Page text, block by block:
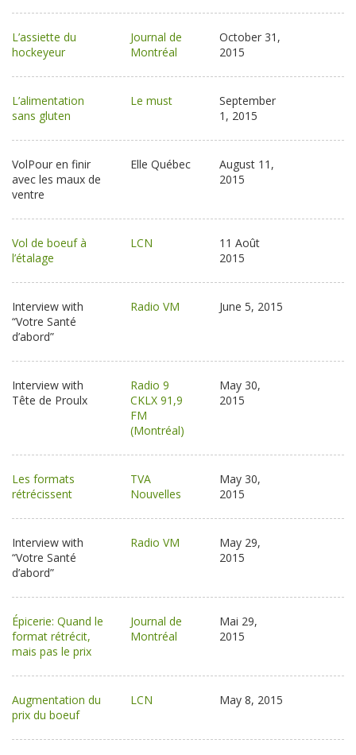
L’assiette du
hockeyeur
Journal de
Montréal
October 31,
2015
L’alimentation
sans gluten
Le must
September
1, 2015
VolPour en finir
avec les maux de
ventre
Elle Québec
August 11,
2015
Vol de boeuf à
l’étalage
LCN
11 Août
2015
Interview with
“Votre Santé
d’abord”
Radio VM June 5, 2015
Interview with
Tête de Proulx
Radio 9
CKLX 91,9
FM
(Montréal)
May 30,
2015
Les formats
rétrécissent
TVA
Nouvelles
May 30,
2015
Interview with
“Votre Santé
d’abord”
Radio VM
May 29,
2015
Épicerie: Quand le
format rétrécit,
mais pas le prix
Journal de
Montréal
Mai 29,
2015
Augmentation du
prix du boeuf
LCN May 8, 2015